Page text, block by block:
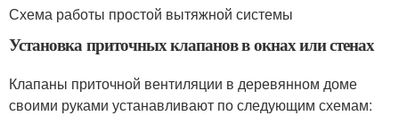
Схема работы простой вытяжной системы
Установка приточных клапанов в окнах или стенах
Клапаны приточной вентиляции в деревянном доме
своими руками устанавливают по следующим схемам: